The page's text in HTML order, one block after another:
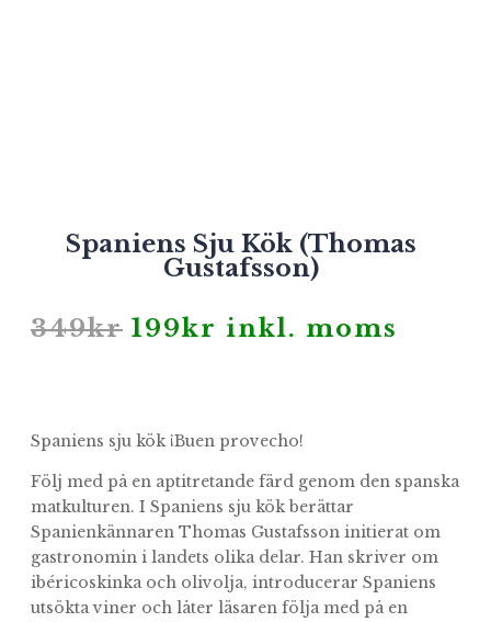
Spaniens Sju Kök (Thomas
Gustafsson)
349kr Det
199kr Det
inkl. moms
Spaniens sju kök ¡Buen provecho!
Följ med på en aptitretande färd genom den spanska
matkulturen. I Spaniens sju kök berättar
Spanienkännaren Thomas Gustafsson initierat om
gastronomin i landets olika delar. Han skriver om
ibéricoskinka och olivolja, introducerar Spaniens
utsökta viner och låter läsaren följa med på en